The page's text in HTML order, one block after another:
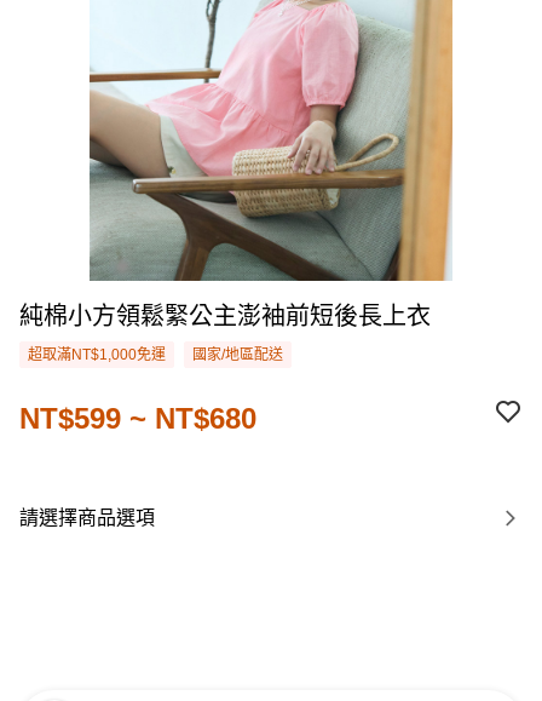
純棉小方領鬆緊公主澎袖前短後長上衣
超取滿NT$1,000免運 國家/地區配送
NT$599 ~ NT$680
請選擇商品選項